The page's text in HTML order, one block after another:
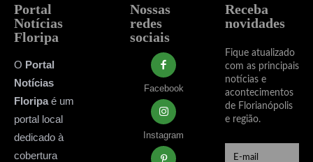
Portal
Notícias
Floripa
O Portal
Notícias
Floripaé um
portal local
dedicado à
cobertura
Nossas
redes
sociais
Facebook
Instagram
Receba
novidades
Fique atualizado
com as principais
notícias e
acontecimentos
de Florianópolis
e região.